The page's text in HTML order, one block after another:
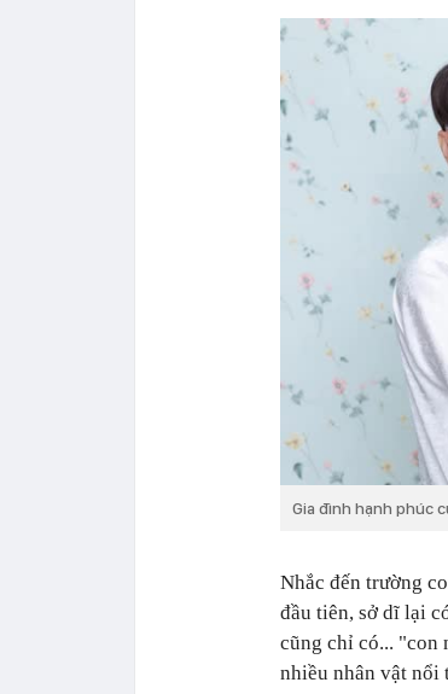
Gia đình hạnh phúc
Nhắc đến trường
đầu tiên, sở dĩ lại
cũng chỉ có... "con
nhiều nhân vật nổi